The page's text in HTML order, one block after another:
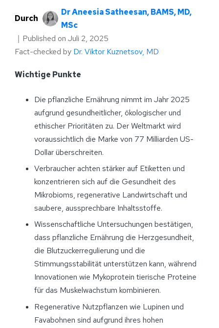
Durch
Dr Aneesia Satheesan, BAMS, MD,
MSc
｜ Published on Juli 2, 2025
Fact-checked by Dr. Viktor Kuznetsov, MD
Wichtige Punkte
Die pflanzliche Ernährung nimmt im Jahr 2025
aufgrund gesundheitlicher, ökologischer und
ethischer Prioritäten zu. Der Weltmarkt wird
voraussichtlich die Marke von 77 Milliarden US-
Dollar überschreiten.
Verbraucher achten stärker auf Etiketten und
konzentrieren sich auf die Gesundheit des
Mikrobioms, regenerative Landwirtschaft und
saubere, aussprechbare Inhaltsstoffe.
Wissenschaftliche Untersuchungen bestätigen,
dass pflanzliche Ernährung die Herzgesundheit,
die Blutzuckerregulierung und die
Stimmungsstabilität unterstützen kann, während
Innovationen wie Mykoprotein tierische Proteine
für das Muskelwachstum kombinieren.
Regenerative Nutzpflanzen wie Lupinen und
Favabohnen sind aufgrund ihres hohen